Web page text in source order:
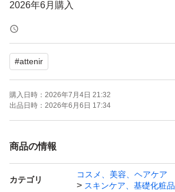
2026年6月購入
#attenir
購入日時： 2026年7月4日 21:32
出品日時： 2026年6月6日 17:34
商品の情報
カテゴリ
コスメ、美容、ヘアケア
スキンケア、基礎化粧品